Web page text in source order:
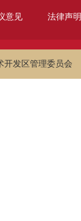
意见 法律声明
开发区管理委员会